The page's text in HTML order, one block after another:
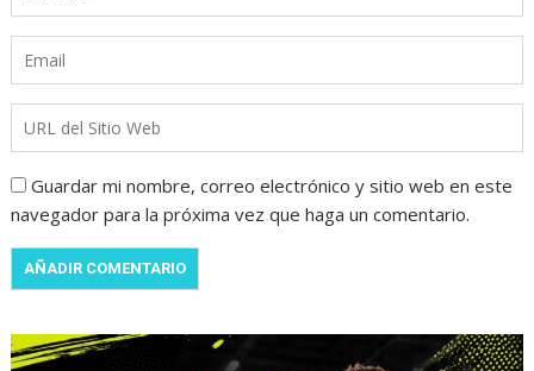
Guardar mi nombre, correo electrónico y sitio web en este
navegador para la próxima vez que haga un comentario.